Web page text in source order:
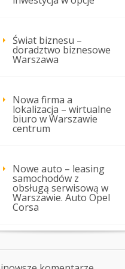
Świat biznesu –
doradztwo biznesowe
Warszawa
Nowa firma a
lokalizacja – wirtualne
biuro w Warszawie
centrum
Nowe auto – leasing
samochodów z
obsługą serwisową w
Warszawie. Auto Opel
Corsa